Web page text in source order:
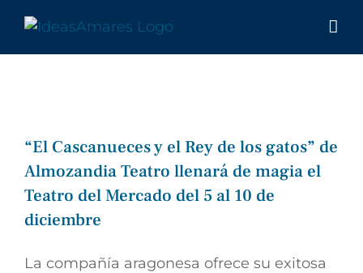
contenido
“El Cascanueces y el Rey de los gatos” de
Almozandia Teatro llenará de magia el
Teatro del Mercado del 5 al 10 de
diciembre
La compañía aragonesa ofrece su exitosa